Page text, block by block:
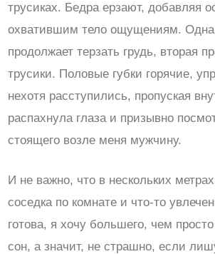
трусиках. Бедра ерзают, добавляя
охватившим тело ощущениям. Одна
продолжает терзать грудь, вторая
трусики. Половые губки горячие,
нехотя расступились, пропуская
распахнула глаза и призывно
стоящего возле меня мужчину.
И не важно, что в нескольких
соседка по комнате и что-то
готова, я хочу большего, чем
сон, а значит, не страшно, если